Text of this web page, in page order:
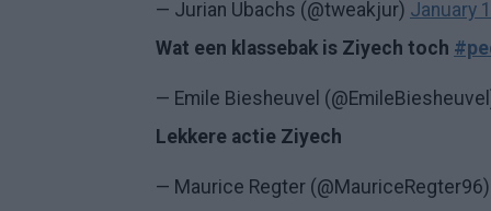
— Jurian Ubachs (@tweakjur) January
Wat een klassebak is Ziyech toch
— Emile Biesheuvel
Lekkere actie Ziyech
— Maurice Regter (@MauriceRegter96)